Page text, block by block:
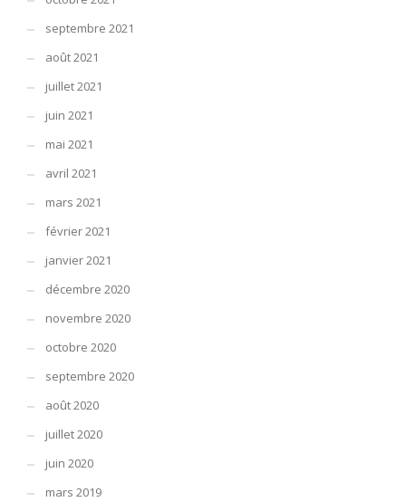
septembre 2021
août 2021
juillet 2021
juin 2021
mai 2021
avril 2021
mars 2021
février 2021
janvier 2021
décembre 2020
novembre 2020
octobre 2020
septembre 2020
août 2020
juillet 2020
juin 2020
mars 2019